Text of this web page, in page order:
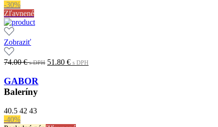
-30%
Zľavnené
Zobraziť
74.00€s DPH Original
51.80 € s DPH
GABOR
Baleríny
40.5 42 43
-40%